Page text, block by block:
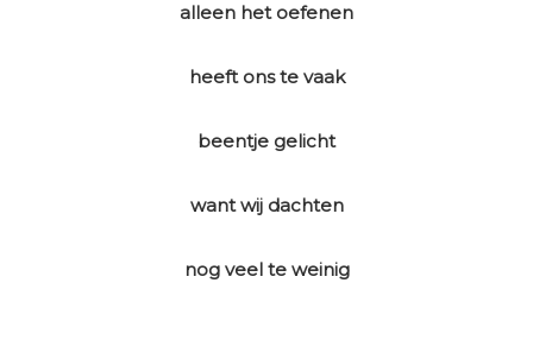
alleen het oefenen
heeft ons te vaak
beentje gelicht
want wij dachten
nog veel te weinig